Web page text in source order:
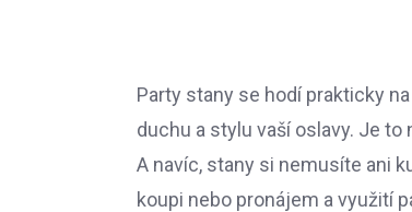
Party stany se hodí prakticky
duchu a stylu vaší oslavy. Je
A navíc, stany si nemusíte ani
koupi nebo pronájem a využití